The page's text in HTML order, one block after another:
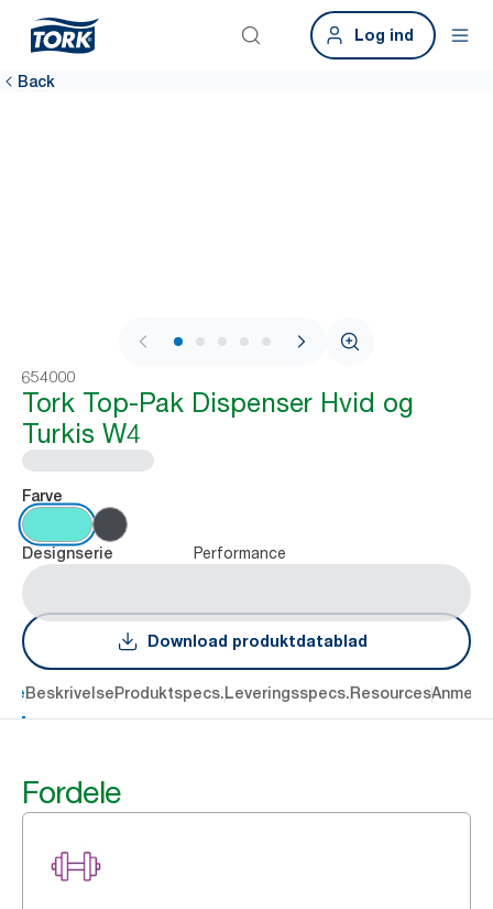
Log ind
Back
1 / 9
654000
Tork Top-Pak Dispenser Hvid og
Turkis W4
Farve
Designserie Performance
Download produktdatablad
BeskrivelseProduktspecs.Leveringsspecs.Resources
Fordele